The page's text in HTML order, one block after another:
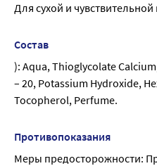
Для сухой и
Состав
): Aqua, Thioglycolate
– 20, Potassium Hydroxide,
Tocopherol, Perfume.
Противопоказания
Меры предосторожности: